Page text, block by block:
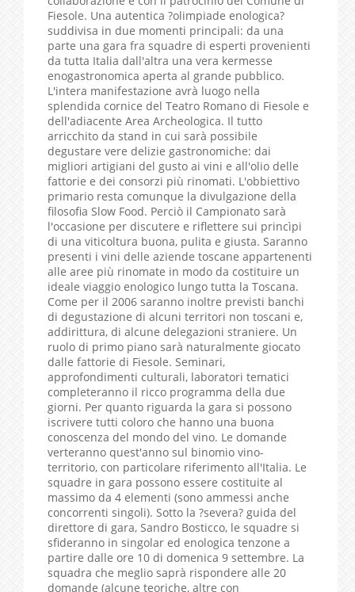
Fiesole. Una autentica ?olimpiade enologica?
suddivisa in due momenti principali: da una
parte una gara fra squadre di esperti provenienti
da tutta Italia dall'altra una vera kermesse
enogastronomica aperta al grande pubblico.
L'intera manifestazione avrà luogo nella
splendida cornice del Teatro Romano di Fiesole e
dell'adiacente Area Archeologica. Il tutto
arricchito da stand in cui sarà possibile
degustare vere delizie gastronomiche: dai
migliori artigiani del gusto ai vini e all'olio delle
fattorie e dei consorzi più rinomati. L'obbiettivo
primario resta comunque la divulgazione della
filosofia Slow Food. Perciò il Campionato sarà
l'occasione per discutere e riflettere sui princìpi
di una viticoltura buona, pulita e giusta. Saranno
presenti i vini delle aziende toscane appartenenti
alle aree più rinomate in modo da costituire un
ideale viaggio enologico lungo tutta la Toscana.
Come per il 2006 saranno inoltre previsti banchi
di degustazione di alcuni territori non toscani e,
addirittura, di alcune delegazioni straniere. Un
ruolo di primo piano sarà naturalmente giocato
dalle fattorie di Fiesole. Seminari,
approfondimenti culturali, laboratori tematici
completeranno il ricco programma della due
giorni. Per quanto riguarda la gara si possono
iscrivere tutti coloro che hanno una buona
conoscenza del mondo del vino. Le domande
verteranno quest'anno sul binomio vino-
territorio, con particolare riferimento all'Italia. Le
squadre in gara possono essere costituite al
massimo da 4 elementi (sono ammessi anche
concorrenti singoli). Sotto la ?severa? guida del
direttore di gara, Sandro Bosticco, le squadre si
sfideranno in singolar ed enologica tenzone a
partire dalle ore 10 di domenica 9 settembre. La
squadra che meglio saprà rispondere alle 20
domande (alcune teoriche, altre con